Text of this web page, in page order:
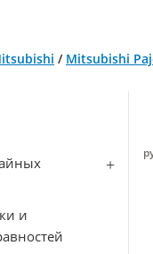
/ Mitsubishi
и